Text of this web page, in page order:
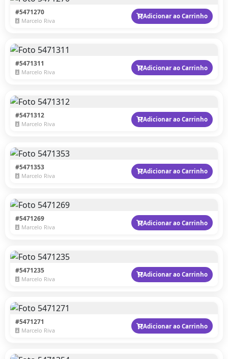
#5471270
Marcelo Riva
Adicionar ao Carrinho
#5471311
Marcelo Riva
Adicionar ao Carrinho
#5471312
Marcelo Riva
Adicionar ao Carrinho
#5471353
Marcelo Riva
Adicionar ao Carrinho
#5471269
Marcelo Riva
Adicionar ao Carrinho
#5471235
Marcelo Riva
Adicionar ao Carrinho
#5471271
Marcelo Riva
Adicionar ao Carrinho